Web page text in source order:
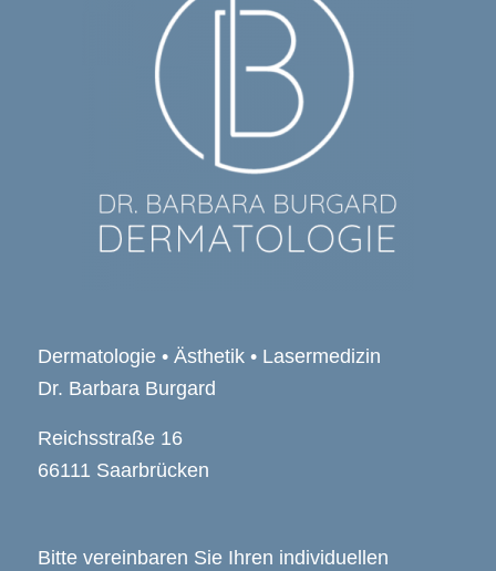
Dermatologie • Ästhetik • Lasermedizin
Dr. Barbara Burgard
Reichsstraße 16
66111 Saarbrücken
Bitte vereinbaren Sie Ihren individuellen